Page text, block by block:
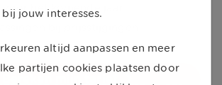
voor het komende jaar
jouw interesses.
altijd aanpassen en meer
partijen cookies plaatsen door